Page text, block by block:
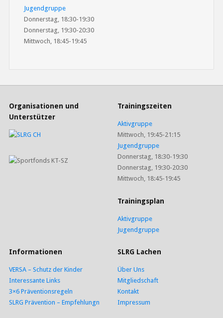
Jugendgruppe
Donnerstag, 18:30-19:30
Donnerstag, 19:30-20:30
Mittwoch, 18:45-19:45
Organisationen und
Unterstützer
Trainingszeiten
Aktivgruppe
Mittwoch, 19:45-21:15
Jugendgruppe
Donnerstag, 18:30-19:30
Donnerstag, 19:30-20:30
Mittwoch, 18:45-19:45
Trainingsplan
Aktivgruppe
Jugendgruppe
Informationen
VERSA – Schutz der Kinder
Interessante Links
3×6 Präventionsregeln
SLRG Prävention – Empfehlungn
SLRG Lachen
Über Uns
Mitgliedschaft
Kontakt
Impressum